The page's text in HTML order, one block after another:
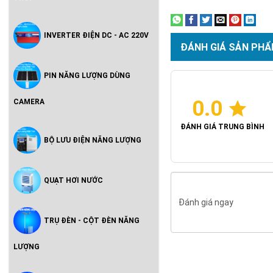
Vườn Cao Cấp Chính Hãng
INVERTER ĐIỆN DC - AC 220V
PIN NĂNG LƯỢNG DÙNG
CAMERA
BỘ LƯU ĐIỆN NĂNG LƯỢNG
QUẠT HƠI NƯỚC
TRỤ ĐÈN - CỘT ĐÈN NĂNG
LƯỢNG
ĐÁNH GIÁ SẢN
0.0
ĐÁNH GIÁ TRUNG BÌNH
Đánh giá ngay